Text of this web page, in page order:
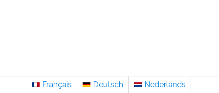
Français Deutsch Nederlands